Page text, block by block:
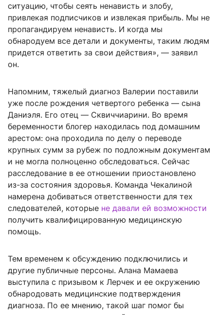
ситуацию, чтобы сеять ненависть и злобу,
привлекая подписчиков и извлекая прибыль. Мы не
пропагандируем ненависть. И когда мы
обнародуем все детали и документы, таким людям
придется ответить за свои действия», — заявил
он.
Напомним, тяжелый диагноз Валерии поставили
уже после рождения четвертого ребенка — сына
Даниэля. Его отец — Сквиччиарини. Во время
беременности блогер находилась под домашним
арестом: она проходила по делу о переводе
крупных сумм за рубеж по подложным документам
и не могла полноценно обследоваться. Сейчас
расследование в ее отношении приостановлено
из-за состояния здоровья. Команда Чекалиной
намерена добиваться ответственности для тех
следователей, которые не давали ей возможности
получить квалифицированную медицинскую
помощь.
Тем временем к обсуждению подключились и
другие публичные персоны. Алана Мамаева
выступила с призывом к Лерчек и ее окружению
обнародовать медицинские подтверждения
диагноза. По ее мнению, такой шаг помог бы